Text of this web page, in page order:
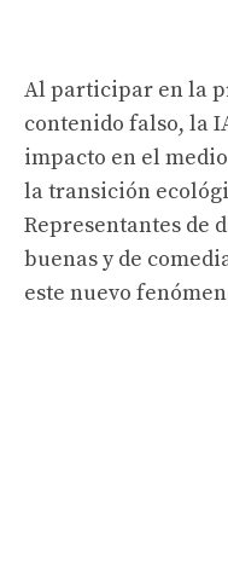
Al participar en la
contenido falso, la
impacto en el
la transición
Representantes de
buenas y de
este nuevo